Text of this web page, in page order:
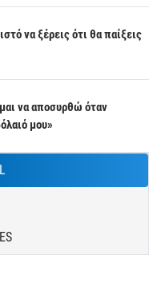
να ξέρεις ότι θα παίξεις
να αποσυρθώ όταν
μου»